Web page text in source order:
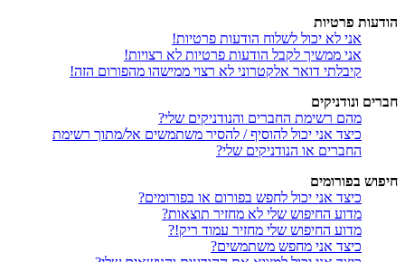
הודעות פרטיות
אני לא יכול לשלוח הודעות פרטיות!
אני ממשיך לקבל הודעות פרטיות לא רצויות!
קיבלתי דואר אלקטרוני לא רצוי ממישהו מהפורום הזה!
חברים ונודניקים
מהם רשימת החברים והנודניקים שלי?
כיצד אני יכול להוסיף / להסיר משתמשים אל/מתוך רשימת
החברים או הנודניקים שלי?
חיפוש בפורומים
כיצד אני יכול לחפש בפורום או בפורומים?
מדוע החיפוש שלי לא מחזיר תוצאות?
מדוע החיפוש שלי מחזיר עמוד ריק!?
כיצד אני מחפש משתמשים?